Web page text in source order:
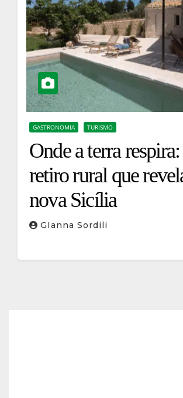
GASTRONOMIA TURISMO
Onde a terra
retiro rural que
nova Sicília
GIanna Sordili